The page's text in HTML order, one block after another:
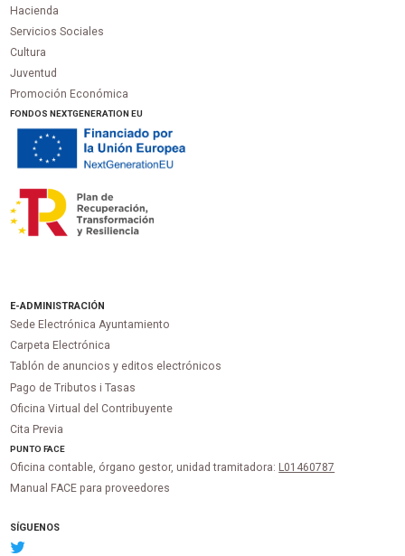
Hacienda
Servicios Sociales
Cultura
Juventud
Promoción Económica
FONDOS NEXTGENERATION EU
E-ADMINISTRACIÓN
Sede Electrónica Ayuntamiento
Carpeta Electrónica
Tablón de anuncios y editos electrónicos
Pago de Tributos i Tasas
Oficina Virtual del Contribuyente
Cita Previa
PUNTOFACE
Oficina contable, órgano gestor, unidad tramitadora: L01460787
Manual FACE para proveedores
SÍGUENOS